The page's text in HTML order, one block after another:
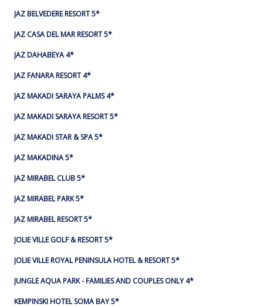
JAZ BELVEDERE RESORT 5*
JAZ CASA DEL MAR RESORT 5*
JAZ DAHABEYA 4*
JAZ FANARA RESORT 4*
JAZ MAKADI SARAYA PALMS 4*
JAZ MAKADI SARAYA RESORT 5*
JAZ MAKADI STAR & SPA 5*
JAZ MAKADINA 5*
JAZ MIRABEL CLUB 5*
JAZ MIRABEL PARK 5*
JAZ MIRABEL RESORT 5*
JOLIE VILLE GOLF & RESORT 5*
JOLIE VILLE ROYAL PENINSULA HOTEL & RESORT 5*
JUNGLE AQUA PARK - FAMILIES AND COUPLES ONLY 4*
KEMPINSKI HOTEL SOMA BAY 5*